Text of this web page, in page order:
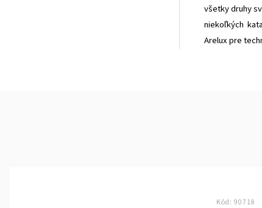
všetky druhy
niekoľkých
Arelux pre
Kód: 90718